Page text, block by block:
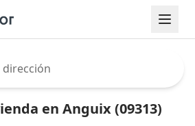
en Anguix (09313)